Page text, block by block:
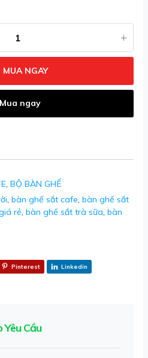
MUA NGAY
Mua ngay
, BỘ BÀN GHẾ
, bàn ghế sắt cafe, bàn ghế sắt
rẻ, bàn ghế sắt trà sữa, bàn
Pinterest Linkedin
Yêu Cầu